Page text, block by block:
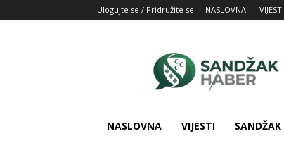
Ulogujte se / Pridružite se NASLOVNA VIJESTI
Vaš
izvor
NASLOVNA VIJESTI SANDŽAK